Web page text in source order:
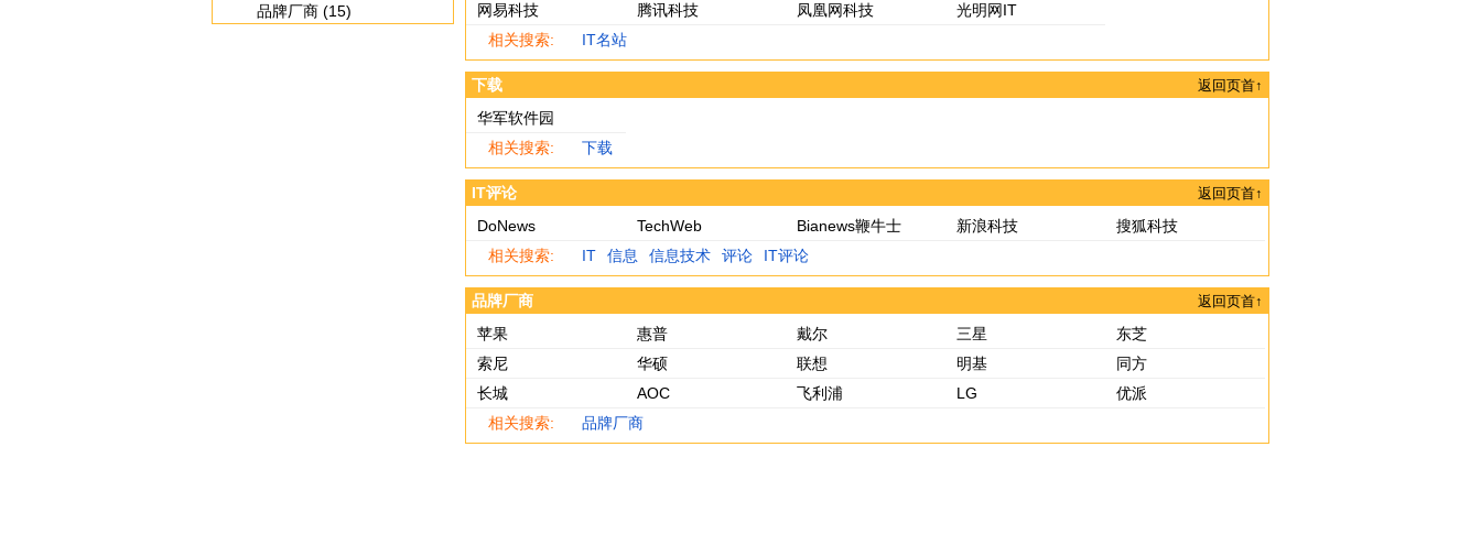
网易科技
腾讯科技 凤凰网科技
光明网IT
相关搜索:
IT名站
返回页首↑
下载
华军软件园
相关搜索:
下载
返回页首↑
IT评论
DoNews
TechWeb Bianews鞭牛士 新浪科技
搜狐科技
相关搜索:
IT 信息 信息技术 评论 IT评论
返回页首↑
品牌厂商
苹果
惠普 戴尔 三星
东芝
索尼
华硕 联想 明基
同方
长城
AOC 飞利浦 LG
优派
相关搜索:
品牌厂商
品牌厂商 (15)